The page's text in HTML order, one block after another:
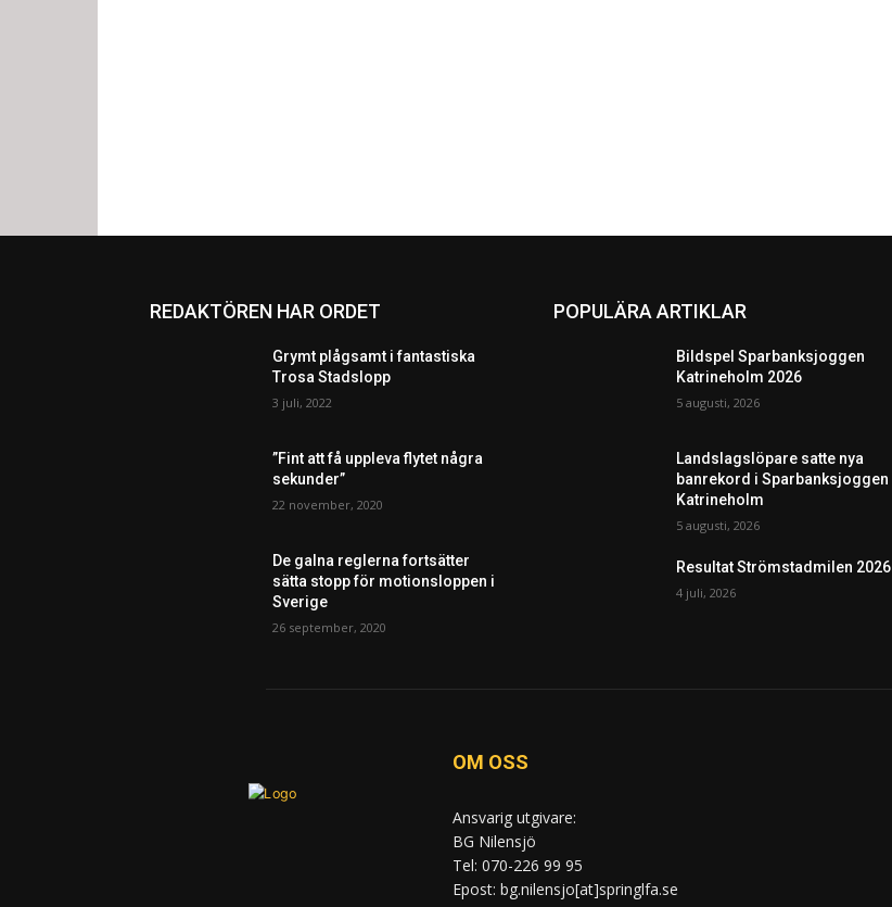
REDAKTÖREN HAR ORDET
Grymt plågsamt i fantastiska
Trosa Stadslopp
3 juli, 2022
”Fint att få uppleva flytet några
sekunder”
22 november, 2020
De galna reglerna fortsätter
sätta stopp för motionsloppen i
Sverige
26 september, 2020
POPULÄRA ARTIKLAR
Bildspel Sparbanksjoggen
Katrineholm 2026
5 augusti, 2026
Landslagslöpare satte nya
banrekord i Sparbanksjoggen
Katrineholm
5 augusti, 2026
Resultat Strömstadmilen 2026
4 juli, 2026
OM OSS
Ansvarig utgivare:
BG Nilensjö
Tel: 070-226 99 95
Epost: bg.nilensjo[at]springlfa.se